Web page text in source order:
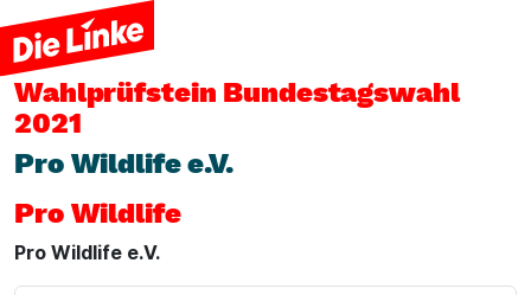
Wahlprüfstein Bundestagswahl
2021
Pro Wildlife e.V.
Pro Wildlife
Pro Wildlife e.V.